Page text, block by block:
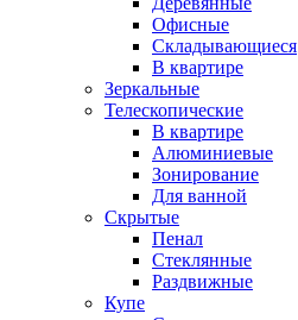
Офисные
Складывающиеся
В квартире
Зеркальные
Телескопические
В квартире
Алюминиевые
Зонирование
Для ванной
Скрытые
Пенал
Стеклянные
Раздвижные
Купе